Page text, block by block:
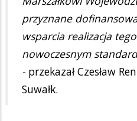
przyznane
wsparcia realizacja
nowoczesnym
- przekazał Czesław
Suwałk.